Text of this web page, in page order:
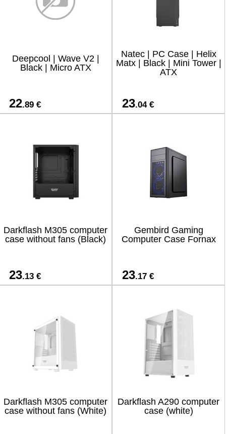
Deepcool | Wave V2 |
Black | Micro ATX
22.89 €
Natec | PC Case | Helix
Matx | Black | Mini Tower |
ATX
23.04 €
Darkflash M305 computer
case without fans (Black)
23.13 €
Gembird Gaming
Computer Case Fornax
23.17 €
Darkflash M305 computer
case without fans (White)
Darkflash A290 computer
case (white)